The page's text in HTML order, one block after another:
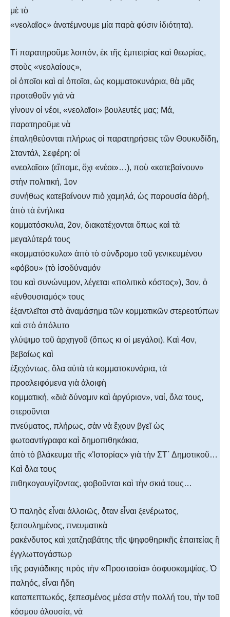
μὲ τὸ
«νεολαῖος» ἀνατέμνουμε μία παρὰ φύσιν ἰδιότητα).
Τί παρατηροῦμε λοιπόν, ἐκ τῆς ἐμπειρίας καὶ θεωρίας,
στοὺς «νεολαίους»,
οἱ ὁποῖοι καὶ αἱ ὁποῖαι, ὡς κομματοκυνάρια, θὰ μᾶς
προταθοῦν γιὰ νὰ
γίνουν οἱ νέοι, «νεολαῖοι» βουλευτές μας; Μά,
παρατηροῦμε νὰ
ἐπαληθεύονται πλήρως οἱ παρατηρήσεις τῶν Θουκυδίδη,
Σταντάλ, Σεφέρη: οἱ
«νεολαῖοι» (εἴπαμε, ὄχι «νέοι»…), ποὺ «κατεβαίνουν»
στὴν πολιτική, 1ον
συνήθως κατεβαίνουν πιὸ χαμηλά, ὡς παρουσία ἁδρή,
ἀπὸ τὰ ἐνήλικα
κομματόσκυλα, 2ον, διακατέχονται ὅπως καὶ τὰ
μεγαλύτερά τους
«κομματόσκυλα» ἀπὸ τὸ σύνδρομο τοῦ γενικευμένου
«φόβου» (τὸ ἰσοδύναμόν
του καὶ συνώνυμον, λέγεται «πολιτικὸ κόστος»), 3ον, ὁ
«ἐνθουσιαμός» τους
ἐξαντλεῖται στὸ ἀναμάσημα τῶν κομματικῶν στερεοτύπων
καὶ στὸ ἀπόλυτο
γλύψιμο τοῦ ἀρχηγοῦ (ὅπως κι οἱ μεγάλοι). Καὶ 4ον,
βεβαίως καὶ
ἐξεχόντως, ὅλα αὐτὰ τὰ κομματοκυνάρια, τὰ
προαλειφόμενα γιὰ ἀλοιφὴ
κομματική, «διὰ δύναμιν καὶ ἀργύριον», ναί, ὅλα τους,
στεροῦνται
πνεύματος, πλήρως, σὰν νὰ ἔχουν βγεῖ ὡς
φωτοαντίγραφα καὶ δημοπιθηκάκια,
ἀπὸ τὸ βλάκευμα τῆς «Ἱστορίας» γιὰ τὴν ΣΤ΄ Δημοτικοῦ…
Καὶ ὅλα τους
πιθηκογαυγίζοντας, φοβοῦνται καὶ τὴν σκιά τους…
Ὁ παληὸς εἶναι ἀλλοιῶς, ὅταν εἶναι ξενέρωτος,
ξεπουλημένος, πνευματικὰ
ρακένδυτος καὶ χατζηαβάτης τῆς ψηφοθηρικῆς ἐπαιτείας ἢ
ἐγγλωττογάστωρ
τῆς ραγιάδικης πρὸς τὴν «Προστασία» ὀσφυοκαμψίας. Ὁ
παληός, εἶναι ἤδη
καταπεπτωκός, ξεπεσμένος μέσα στὴν πολλή του, τὴν τοῦ
κόσμου ἀλουσία, νὰ